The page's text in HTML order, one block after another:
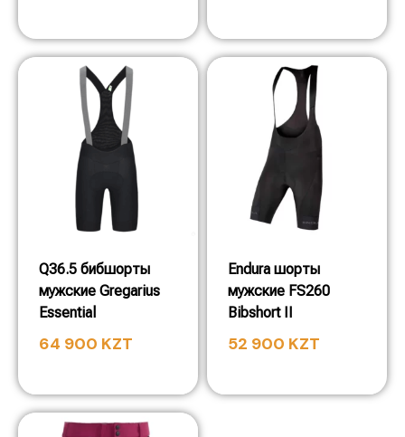
Q36.5 бибшорты
мужские Gregarius
Essential
64 900 KZT
Endura шорты
мужские FS260
Bibshort II
52 900 KZT